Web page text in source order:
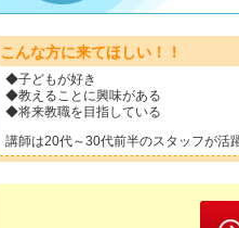
こんな方に来てほしい！！
◆子どもが好き
◆教えることに興味がある
◆将来教職を目指している
講師は20代～30代前半のスタッフが活